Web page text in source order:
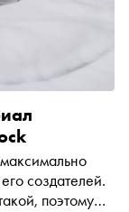
создателей.
поэтому